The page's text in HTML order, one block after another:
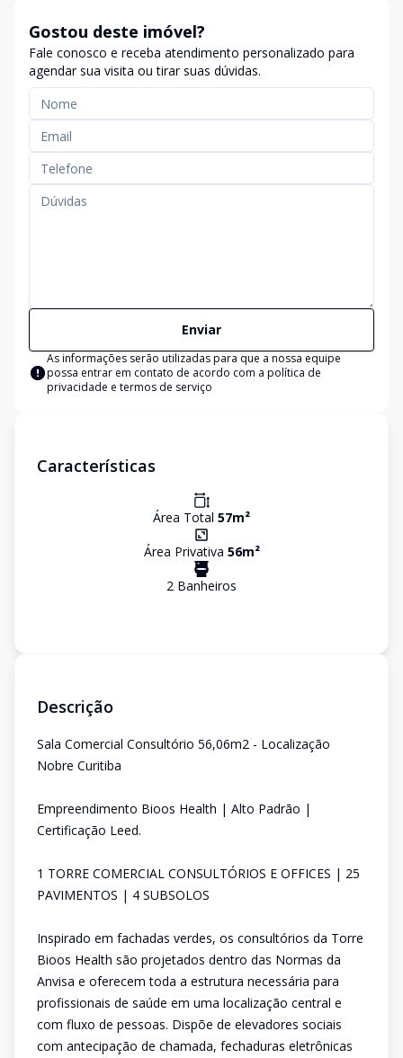
Gostou deste imóvel?
Fale conosco e receba atendimento personalizado para
agendar sua visita ou tirar suas dúvidas.
Enviar
As informações serão utilizadas para que a nossa equipe
possa entrar em contato de acordo com a política de
privacidade e termos de serviço
Características
Área Total 57m²
Área Privativa 56m²
2 Banheiros
Descrição
Sala Comercial Consultório 56,06m2 - Localização
Nobre Curitiba
Empreendimento Bioos Health | Alto Padrão |
Certificação Leed.
1 TORRE COMERCIAL CONSULTÓRIOS E OFFICES | 25
PAVIMENTOS | 4 SUBSOLOS
Inspirado em fachadas verdes, os consultórios da Torre
Bioos Health são projetados dentro das Normas da
Anvisa e oferecem toda a estrutura necessária para
profissionais de saúde em uma localização central e
com fluxo de pessoas. Dispõe de elevadores sociais
com antecipação de chamada, fechaduras eletrônicas